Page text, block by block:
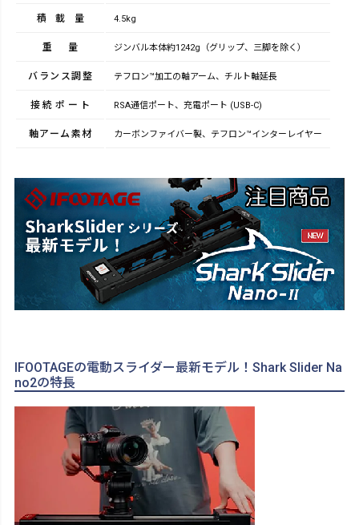
積載量 4.5kg
重量 ジンバル本体約1242g（グリップ、三脚を除く）
バランス調整 テフロン™加工の軸アーム、チルト軸延長
接続ポート RSA通信ポート、充電ポート (USB-C)
軸アーム素材 カーボンファイバー製、テフロン™インターレイヤー
IFOOTAGEの電動スライダー最新モデル！Shark Slider Na
no2の特長